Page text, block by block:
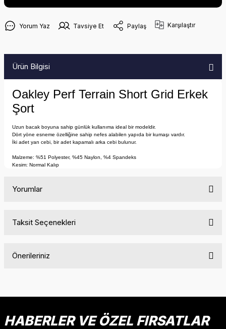
Yorum Yaz Tavsiye Et Paylaş Karşılaştır
Ürün Bilgisi
Oakley Perf Terrain Short Grid Erkek
Şort
Uzun bacak boyuna sahip günlük kullanıma ideal bir modeldir.
Dört yöne esneme özelliğine sahip nefes alabilen yapıda bir kumaşı vardır.
İki adet yan cebi, bir adet kapamalı arka cebi bulunur.
Malzeme: %51 Polyester, %45 Naylon, %4 Spandeks
Kesim: Normal Kalıp
Yorumlar
Taksit Seçenekleri
Önerileriniz
HABERLER VE ÖZEL FIRSATLAR